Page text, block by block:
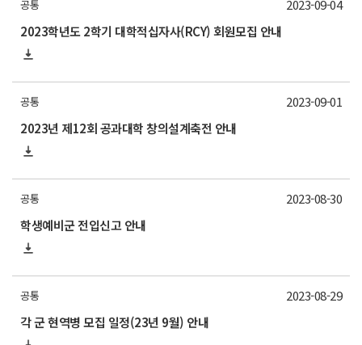
공통
2023학년도 2학기 대학적십자사(RCY) 회원모집 안내
2023-09-04
공통
2023년 제12회 공과대학 창의설계축전 안내
2023-09-01
공통
학생예비군 전입신고 안내
2023-08-30
공통
각 군 현역병 모집 일정(23년 9월) 안내
2023-08-29